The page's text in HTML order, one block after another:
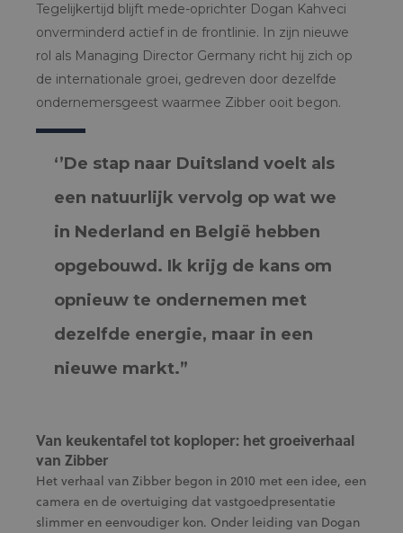
Tegelijkertijd blijft mede-oprichter Dogan Kahveci
onverminderd actief in de frontlinie. In zijn nieuwe
rol als Managing Director Germany richt hij zich op
de internationale groei, gedreven door dezelfde
ondernemersgeest waarmee Zibber ooit begon.
‘’De stap naar Duitsland voelt als
een natuurlijk vervolg op wat we
in Nederland en België hebben
opgebouwd. Ik krijg de kans om
opnieuw te ondernemen met
dezelfde energie, maar in een
nieuwe markt.”
Van keukentafel tot koploper: het groeiverhaal
van Zibber
Het verhaal van Zibber begon in 2010 met een idee, een
camera en de overtuiging dat vastgoedpresentatie
slimmer en eenvoudiger kon. Onder leiding van Dogan